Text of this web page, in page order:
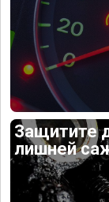
Защитите
лишней